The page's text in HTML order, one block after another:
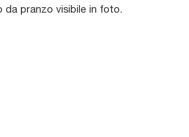
da pranzo visibile in foto.